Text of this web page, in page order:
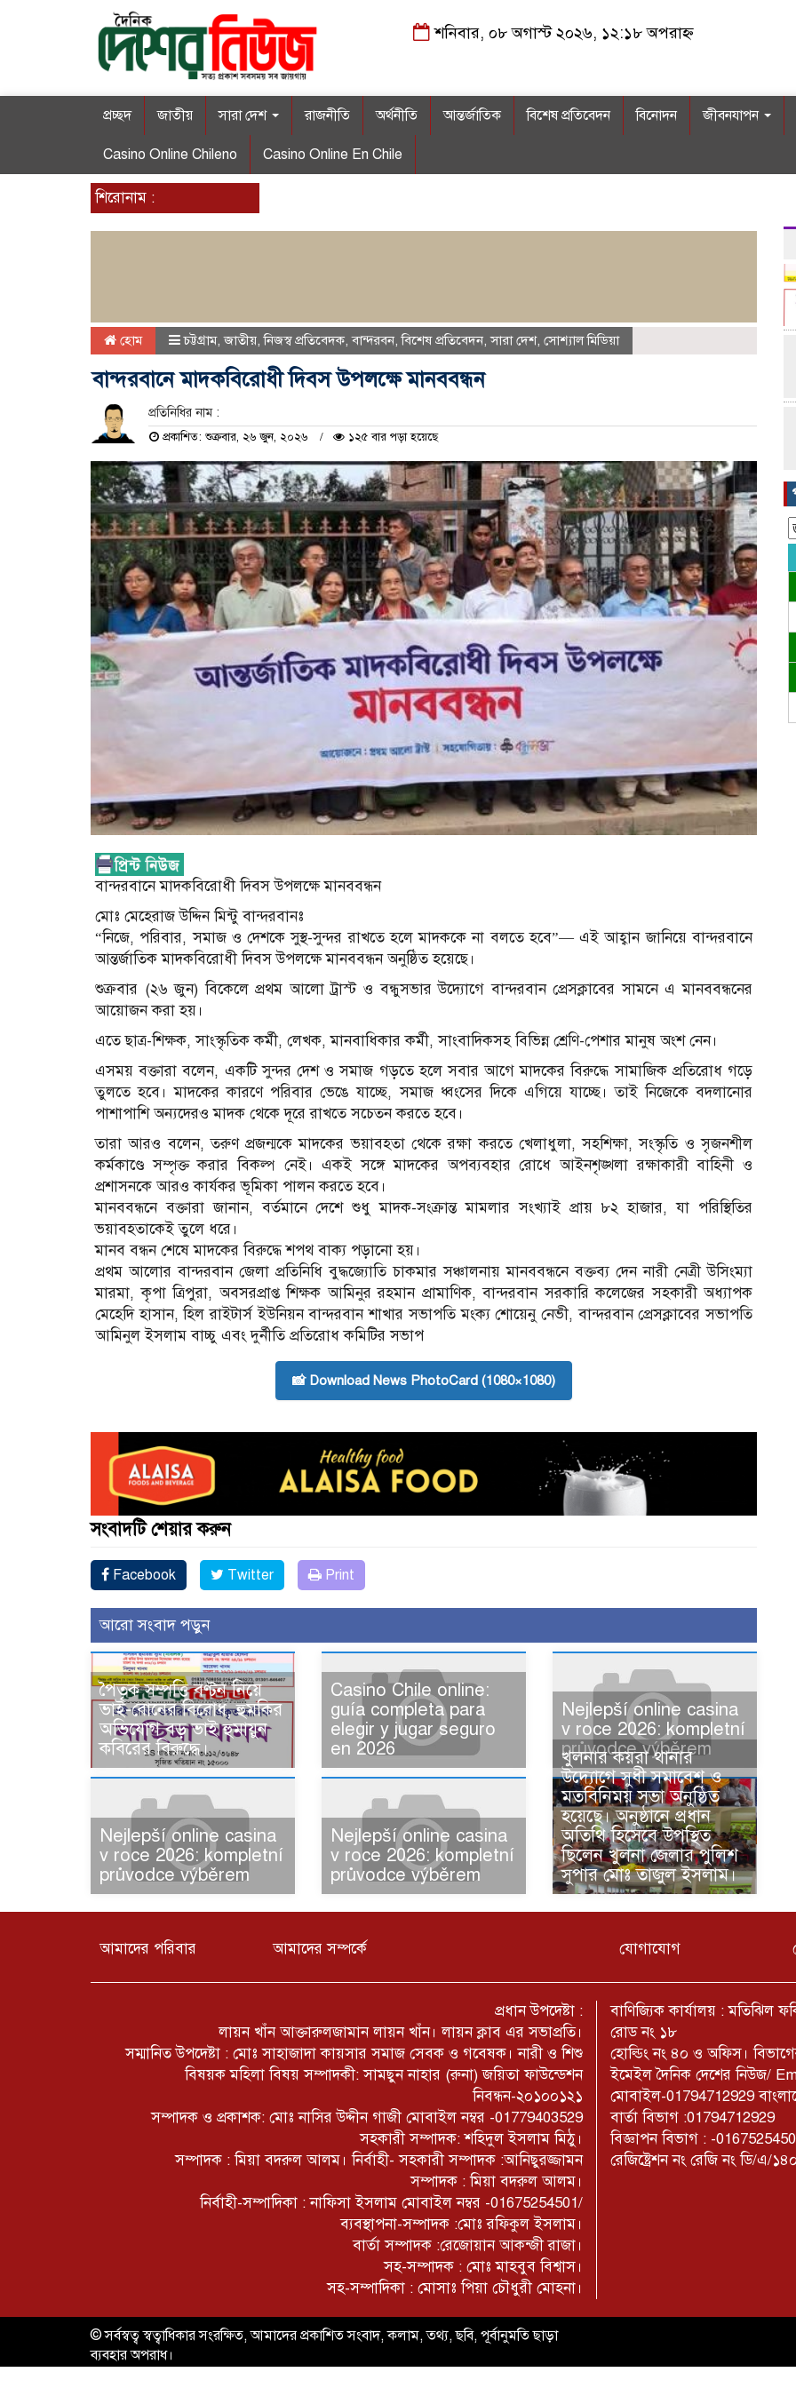
শনিবার, ০৮ অগাস্ট ২০২৬, ১২:১৮ অপরাহ্ন
প্রচ্ছদ জাতীয় সারা দেশ রাজনীতি অর্থনীতি আন্তর্জাতিক বিশেষ প্রতিবেদন বিনোদন জীবনযাপন
Casino Online Chileno Casino Online En Chile
শিরোনাম :
হোম চট্টগ্রাম,জাতীয়,নিজস্ব প্রতিবেদক,বান্দরবন,বিশেষ প্রতিবেদন,সারা দেশ, সোশ্যাল মিডিয়া
বান্দরবানে মাদকবিরোধী দিবস উপলক্ষে মানববন্ধন
প্রতিনিধির নাম :
প্রকাশিত: শুক্রবার, ২৬ জুন, ২০২৬ ১২৫ বার পড়া হয়েছে
বান্দরবানে মাদকবিরোধী দিবস উপলক্ষে মানববন্ধন
মোঃ মেহেরাজ উদ্দিন মিন্টু বান্দরবানঃ
“নিজে, পরিবার, সমাজ ও দেশকে সুস্থ-সুন্দর রাখতে হলে মাদককে না বলতে হবে”— এই আহ্বান জানিয়ে বান্দরবানে
আন্তর্জাতিক মাদকবিরোধী দিবস উপলক্ষে মানববন্ধন অনুষ্ঠিত হয়েছে।
শুক্রবার (২৬ জুন) বিকেলে প্রথম আলো ট্রাস্ট ও বন্ধুসভার উদ্যোগে বান্দরবান প্রেসক্লাবের সামনে এ মানববন্ধনের
আয়োজন করা হয়।
এতে ছাত্র-শিক্ষক, সাংস্কৃতিক কর্মী, লেখক, মানবাধিকার কর্মী, সাংবাদিকসহ বিভিন্ন শ্রেণি-পেশার মানুষ অংশ নেন।
এসময় বক্তারা বলেন, একটি সুন্দর দেশ ও সমাজ গড়তে হলে সবার আগে মাদকের বিরুদ্ধে সামাজিক প্রতিরোধ গড়ে
তুলতে হবে। মাদকের কারণে পরিবার ভেঙে যাচ্ছে, সমাজ ধ্বংসের দিকে এগিয়ে যাচ্ছে। তাই নিজেকে বদলানোর
পাশাপাশি অন্যদেরও মাদক থেকে দূরে রাখতে সচেতন করতে হবে।
তারা আরও বলেন, তরুণ প্রজন্মকে মাদকের ভয়াবহতা থেকে রক্ষা করতে খেলাধুলা, সহশিক্ষা, সংস্কৃতি ও সৃজনশীল
কর্মকাণ্ডে সম্পৃক্ত করার বিকল্প নেই। একই সঙ্গে মাদকের অপব্যবহার রোধে আইনশৃঙ্খলা রক্ষাকারী বাহিনী ও
প্রশাসনকে আরও কার্যকর ভূমিকা পালন করতে হবে।
মানববন্ধনে বক্তারা জানান, বর্তমানে দেশে শুধু মাদক-সংক্রান্ত মামলার সংখ্যাই প্রায় ৮২ হাজার, যা পরিস্থিতির
ভয়াবহতাকেই তুলে ধরে।
মানব বন্ধন শেষে মাদকের বিরুদ্ধে শপথ বাক্য পড়ানো হয়।
প্রথম আলোর বান্দরবান জেলা প্রতিনিধি বুদ্ধজ্যোতি চাকমার সঞ্চালনায় মানববন্ধনে বক্তব্য দেন নারী নেত্রী উসিংম্যা
মারমা, কৃপা ত্রিপুরা, অবসরপ্রাপ্ত শিক্ষক আমিনুর রহমান প্রামাণিক, বান্দরবান সরকারি কলেজের সহকারী অধ্যাপক
মেহেদি হাসান, হিল রাইটার্স ইউনিয়ন বান্দরবান শাখার সভাপতি মংক্য শোয়েনু নেভী, বান্দরবান প্রেসক্লাবের সভাপতি
আমিনুল ইসলাম বাচ্চু এবং দুর্নীতি প্রতিরোধ কমিটির সভাপ
📸 Download News PhotoCard (1080×1080)
সংবাদটি শেয়ার করুন
Facebook Twitter Print
আরো সংবাদ পড়ুন
পৈতৃক সম্পত্তি বণ্টন নিয়ে
ভাই-বোনের বিরোধ, হুমকির
অভিযোগ বড় ভাই হুমায়ুন
কবিরের বিরুদ্ধে।
Casino Chile online:
guía completa para
elegir y jugar seguro
en 2026
Nejlepší online casina
v roce 2026: kompletní
průvodce výběrem
Nejlepší online casina
v roce 2026: kompletní
průvodce výběrem
Nejlepší online casina
v roce 2026: kompletní
průvodce výběrem
খুলনার কয়রা থানার
উদ্যোগে সুধী সমাবেশ ও
মতবিনিময় সভা অনুষ্ঠিত
হয়েছে। অনুষ্ঠানে প্রধান
অতিথি হিসেবে উপস্থিত
ছিলেন খুলনা জেলার পুলিশ
সুপার মোঃ তাজুল ইসলাম।
আমাদের পরিবার আমাদের সম্পর্কে যোগাযোগ
প্রধান উপদেষ্টা :
লায়ন খাঁন আক্তারুলজামান লায়ন খাঁন। লায়ন ক্লাব এর সভাপ্রতি।
সম্মানিত উপদেষ্টা : মোঃ সাহাজাদা কায়সার সমাজ সেবক ও গবেষক। নারী ও শিশু
বিষয়ক মহিলা বিষয় সম্পাদকী: সামছুন নাহার (রুনা) জয়িতা ফাউন্ডেশন
নিবন্ধন-২০১০০১২১
সম্পাদক ও প্রকাশক: মোঃ নাসির উদ্দীন গাজী মোবাইল নম্বর -01779403529
সহকারী সম্পাদক: শহিদুল ইসলাম মিঠু।
সম্পাদক : মিয়া বদরুল আলম। নির্বাহী- সহকারী সম্পাদক :আনিছুরজ্জামন
সম্পাদক : মিয়া বদরুল আলম।
নির্বাহী-সম্পাদিকা : নাফিসা ইসলাম মোবাইল নম্বর -01675254501/
ব্যবস্থাপনা-সম্পাদক :মোঃ রফিকুল ইসলাম।
বার্তা সম্পাদক :রেজোয়ান আকন্জী রাজা।
সহ-সম্পাদক : মোঃ মাহবুব বিশ্বাস।
সহ-সম্পাদিকা : মোসাঃ পিয়া চৌধুরী মোহনা।
বাণিজ্যিক কার্যালয় : মতিঝিল
রোড নং ১৮
হোল্ডিং নং ৪০ ও অফিস।
ইমেইল দৈনিক দেশের নিউজ/
মোবাইল-01794712929
বার্তা বিভাগ :01794712929
বিজ্ঞাপন বিভাগ : -
রেজিষ্ট্রেশন নং রেজি নং ডি/এ/
© সর্বস্বত্ব স্বত্বাধিকার সংরক্ষিত, আমাদের প্রকাশিত সংবাদ, কলাম, তথ্য, ছবি, পূর্বানুমতি ছাড়া
ব্যবহার অপরাধ।